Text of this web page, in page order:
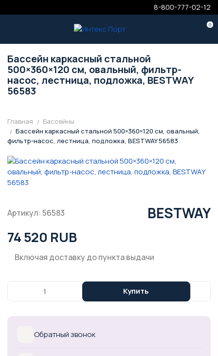
8-800-777-02-12
0
Бассейн каркасный стальной
500×360×120 см, овальный, фильтр-
насос, лестница, подложка, BESTWAY
56583
Главная
Бассейны
Бассейн каркасный стальной 500×360×120 см, овальный,
фильтр-насос, лестница, подложка, BESTWAY 56583
Артикул: 56583 BESTWAY
74 520 RUB
Включая доставку до пункта выдачи
Купить
Обратный звонок